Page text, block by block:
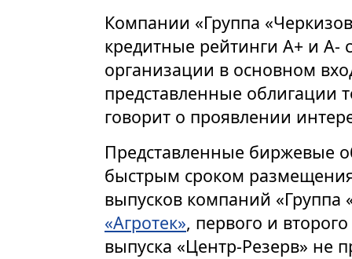
Компании «Группа
кредитные рейтинги А+ и А-
организации в основном
представленные облигации
говорит о проявлении
Представленные биржевые
быстрым сроком
выпусков компаний «Группа
«Агротек», первого и
выпуска «Центр-Резерв» не